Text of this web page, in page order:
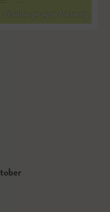
© Salzburger Agrar Marketing